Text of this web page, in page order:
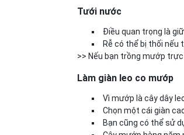
Tưới nước
Điều quan trọng là
Rễ có thể bị thối nếu
>> Nếu bạn trồng mướp
Làm giàn leo co mướp
Vì mướp là cây dây
Chọn một cái giàn
Bạn cũng có thể sử